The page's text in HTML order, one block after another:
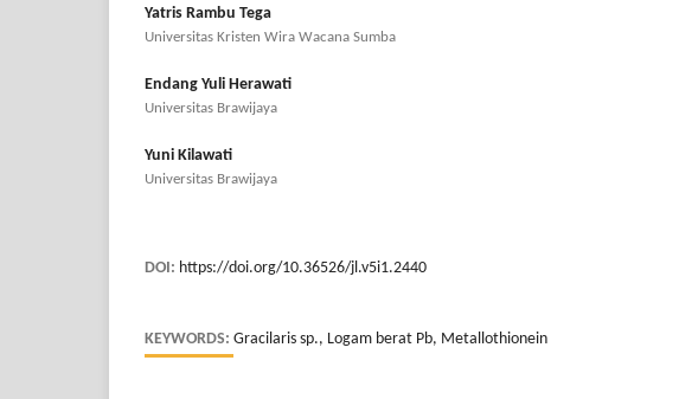
Yatris Rambu Tega
Universitas Kristen Wira Wacana Sumba
Endang Yuli Herawati
Universitas Brawijaya
Yuni Kilawati
Universitas Brawijaya
DOI: https://doi.org/10.36526/jl.v5i1.2440
KEYWORDS: Gracilaris sp., Logam berat Pb, Metallothionein